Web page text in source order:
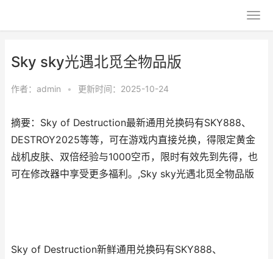
Sky sky光遇北觅全物品版
作者： admin • 更新时间：2025-10-24
摘要：Sky of Destruction最新通用兑换码有SKY888、
DESTROY2025等等，可在游戏内直接兑换，得限定黄金
战机皮肤、双倍经验与1000空币，限时有效先到先得，也
可在修改器中享受更多福利。,Sky sky光遇北觅全物品版
Sky of Destruction新鲜通用兑换码有SKY888、